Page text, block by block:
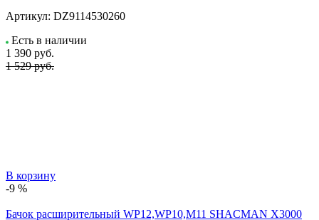
Артикул: DZ9114530260
Есть в наличии
1 390 руб.
1 529 руб.
В корзину
-9 %
Бачок расширительный WP12,WP10,M11 SHACMAN X3000